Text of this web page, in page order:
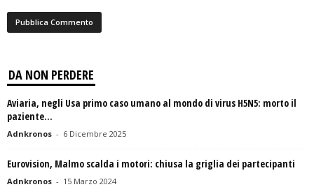
DA NON PERDERE
Aviaria, negli Usa primo caso umano al mondo di virus H5N5: morto il
paziente...
Adnkronos - 6 Dicembre 2025
Eurovision, Malmo scalda i motori: chiusa la griglia dei partecipanti
Adnkronos - 15 Marzo 2024